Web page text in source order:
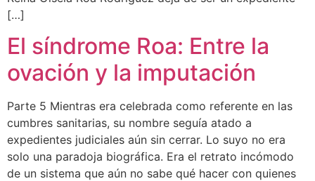
[…]
El síndrome Roa: Entre la
ovación y la imputación
Parte 5 Mientras era celebrada como referente en las
cumbres sanitarias, su nombre seguía atado a
expedientes judiciales aún sin cerrar. Lo suyo no era
solo una paradoja biográfica. Era el retrato incómodo
de un sistema que aún no sabe qué hacer con quienes